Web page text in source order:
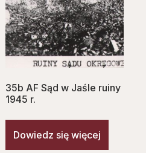
35b AF Sąd w Jaśle ruiny
1945 r.
Dowiedz się więcej